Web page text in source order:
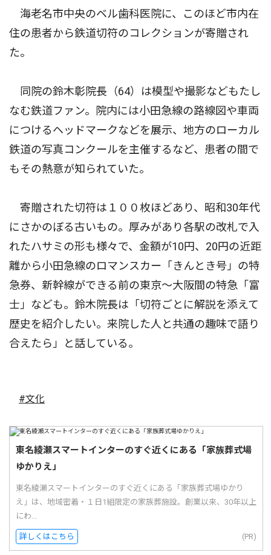
海老名市中央のベル歯科医院に、このほど市内在
住の患者から鉄道切符のコレクションが寄贈され
た。
同院の鈴木彰院長（64）は模型や撮影などもたし
なむ鉄道ファン。院内には小田急線の路線図や車両
につけるヘッドマークなどを展示、地方のローカル
鉄道の写真コンクールを主催するなど、患者の間で
もその熱意が知られていた。
寄贈された切符は１００枚ほどあり、昭和30年代
にさかのぼる古いもの。厚みがあり各駅の改札で入
れたハサミの形も様々で、金額が10円、20円の近距
離から小田急線のロマンスカー「きんとき号」の特
急券、新幹線ができる前の東京〜大阪間の特急「富
士」なども。鈴木院長は「切符ごとに解説を添えて
歴史を紹介したい。来院した人と共通の趣味で語り
合えたら」と話している。
#文化
東名綾瀬スマートインターのすぐ近くにある「家族葬式場
ゆかりえ」
東名綾瀬スマートインターのすぐ近くにある「家族葬式場ゆかり
え」は、地域密着・１日1組限定の家族葬施設。創業以来、30年以上
にわ...
詳しくはこちら (PR)